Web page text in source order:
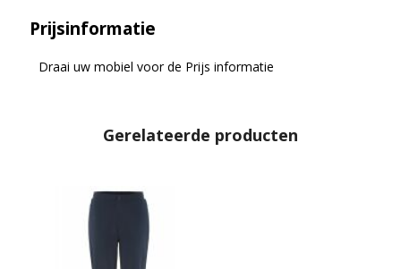
Prijsinformatie
Draai uw mobiel voor de Prijs informatie
Gerelateerde producten